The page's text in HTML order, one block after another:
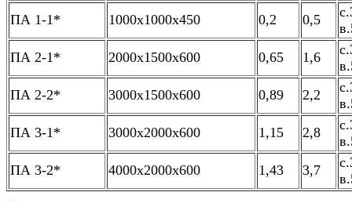
ПА 1-1*
1000х1000х450 0,2 0,5
ПА 2-1*
2000х1500х600 0,65 1,6
ПА 2-2*
3000х1500х600 0,89 2,2
ПА 3-1*
3000х2000х600 1,15 2,8
ПА 3-2*
4000х2000х600 1,43 3,7